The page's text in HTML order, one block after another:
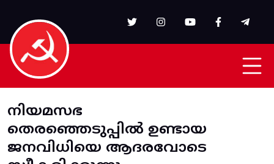
നിയമസഭ
തെരഞ്ഞെടുപ്പിൽ ഉണ്ടായ
ജനവിധിയെ ആദരവോടെ